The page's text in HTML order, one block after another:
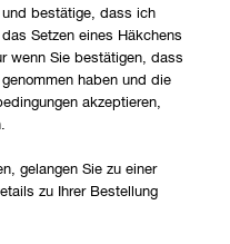
bestätige, dass ich
Setzen eines Häkchens
wenn Sie bestätigen, dass
haben und die
akzeptieren,
gelangen Sie zu einer
zu Ihrer Bestellung